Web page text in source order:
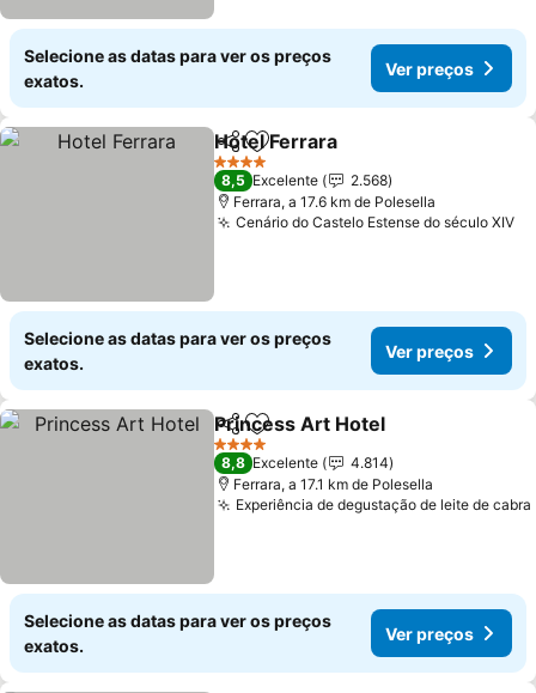
Selecione as datas para ver os preços
exatos.
Ver preços
PartilharAdicionar aos favoritos
Hotel Ferrara
4 Estrelas
8,5 Excelente
2.568
Ferrara, a 17.6 km de Polesella
Cenário do Castelo Estense do século XIV
Selecione as datas para ver os preços
exatos.
Ver preços
PartilharAdicionar aos favoritos
Princess Art Hotel
4 Estrelas
8,8 Excelente
4.814
Ferrara, a 17.1 km de Polesella
Experiência de degustação de leite de cabra
Selecione as datas para ver os preços
exatos.
Ver preços